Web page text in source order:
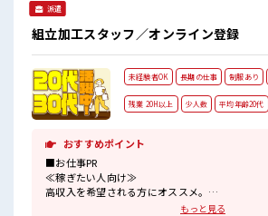
派遣
組立加工スタッフ／オンライン登録
未経験者OK 長期の仕事 制服あり
残業 20H以上 少人数 平均年齢20代
おすすめポイント
■お仕事PR
≪稼ぎたい人向け≫
高収入を希望される方にオススメ。
残業は月20時間以上あります♪もっと見る